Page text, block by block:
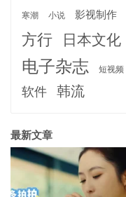
寒潮 小说 影视制作
方行 日本文化
电子杂志 短视频
软件 韩流
最新文章